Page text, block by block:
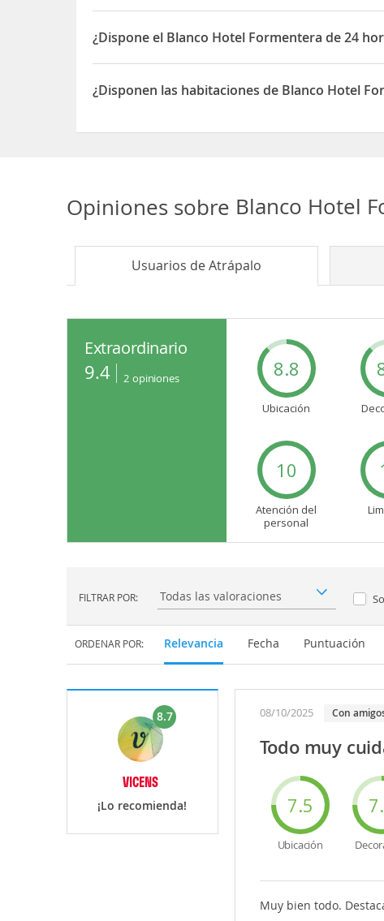
Sí, el Blanco Hotel Formentera dispone de Gimnasio
¿Dispone el Blanco Hotel Formentera de 24
Sí, el Blanco Hotel Formentera dispone de 24 horas
¿Disponen las habitaciones de Blanco Hotel
Opiniones sobre Blanco Hotel
Usuarios deAtrápalo
Extraordinario
9.4 2 opiniones 8.8
Ubicación
10
Atención del
personal
FILTRAR POR: Filtrar por:
ORDENAR POR: Relevancia Fecha Puntuación
8.7
VICENS
¡Lo recomienda!
08/10/2025 con
Todo muy
7.5
Ubicación
Muy bien todo.